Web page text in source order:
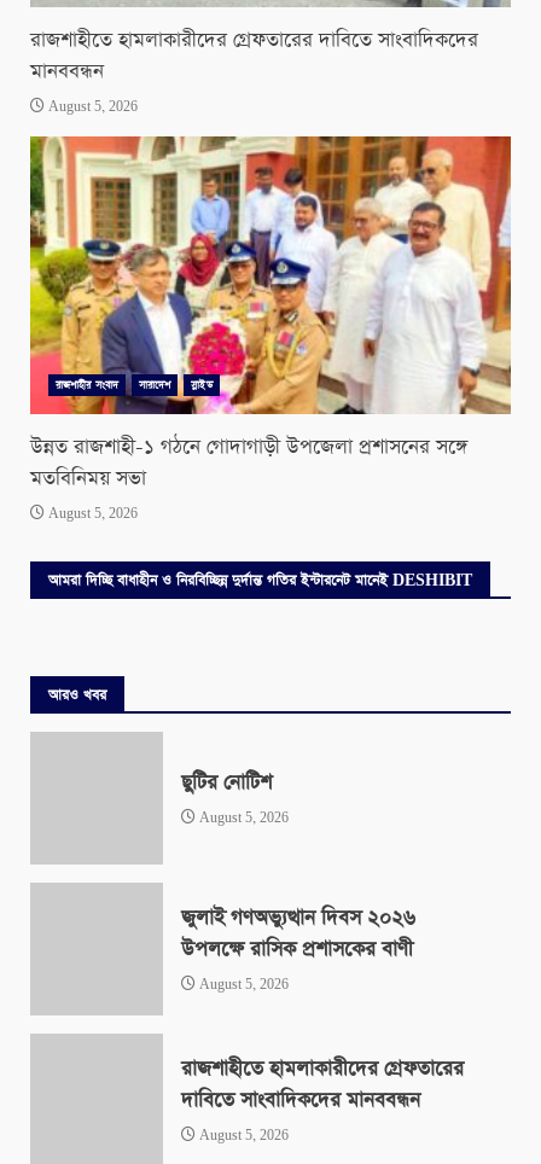
রাজশাহীতে হামলাকারীদের গ্রেফতারের দাবিতে সাংবাদিকদের
মানববন্ধন
August 5, 2026
রাজশাহীর সংবাদ সারাদেশ স্লাইড
উন্নত রাজশাহী-১ গঠনে গোদাগাড়ী উপজেলা প্রশাসনের সঙ্গে
মতবিনিময় সভা
August 5, 2026
আমরা দিচ্ছি বাধাহীন ও নিরবিচ্ছিন্ন দুর্দান্ত গতির ইন্টারনেট মানেই DESHIBIT
আরও খবর
ছুটির নোটিশ
August 5, 2026
জুলাই গণঅভ্যুত্থান দিবস ২০২৬
উপলক্ষে রাসিক প্রশাসকের বাণী
August 5, 2026
রাজশাহীতে হামলাকারীদের গ্রেফতারের
দাবিতে সাংবাদিকদের মানববন্ধন
August 5, 2026